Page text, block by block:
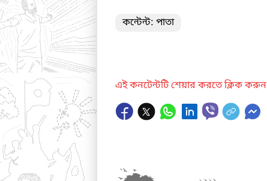
কন্টেন্ট: পাতা
এই কনটেন্টটি শেয়ার করতে ক্লিক করুন